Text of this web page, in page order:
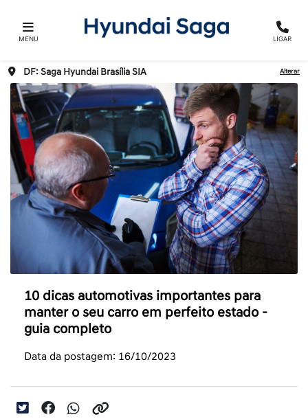
MENU LIGAR
DF: Saga Hyundai Brasília SIA Alterar
10 dicas automotivas importantes para
manter o seu carro em perfeito estado -
guia completo
Data da postagem: 16/10/2023